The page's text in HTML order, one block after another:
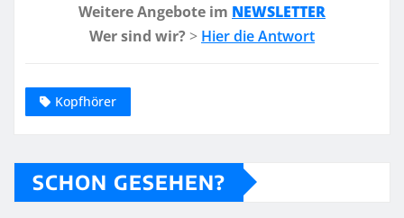
Weitere Angebote im NEWSLETTER
Wer sind wir? > Hier die Antwort
Kopfhörer
SCHON GESEHEN?